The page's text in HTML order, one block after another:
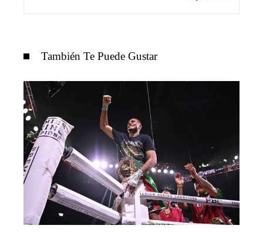
También Te Puede Gustar